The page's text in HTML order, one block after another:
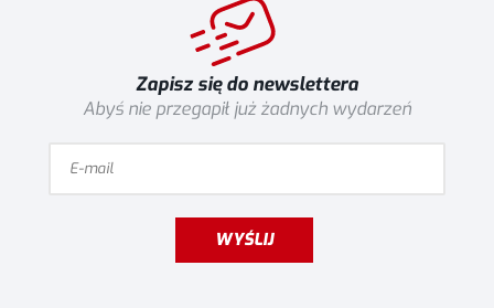
Zapisz się do newslettera
Abyś nie przegapił już żadnych wydarzeń
WYŚLIJ